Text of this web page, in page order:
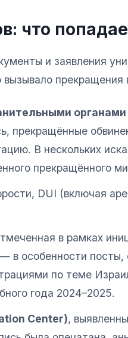
что
и заявления
прекращения
органами
прекращённые
В нескольких
прекращённого
DUI (включая
в рамках
в особенности посты,
по теме
года 2024–2025.
Center),